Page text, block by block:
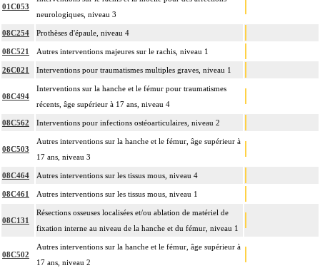
01C053
neurologiques, niveau 3
08C254 Prothèses d'épaule, niveau 4
08C521 Autres interventions majeures sur le rachis, niveau 1
26C021 Interventions pour traumatismes multiples graves, niveau 1
08C494
Interventions sur la hanche et le fémur pour traumatismes
récents, âge supérieur à 17 ans, niveau 4
08C562 Interventions pour infections ostéoarticulaires, niveau 2
08C503
Autres interventions sur la hanche et le fémur, âge supérieur à
17 ans, niveau 3
08C464 Autres interventions sur les tissus mous, niveau 4
08C461 Autres interventions sur les tissus mous, niveau 1
08C131
Résections osseuses localisées et/ou ablation de matériel de
fixation interne au niveau de la hanche et du fémur, niveau 1
08C502
Autres interventions sur la hanche et le fémur, âge supérieur à
17 ans, niveau 2